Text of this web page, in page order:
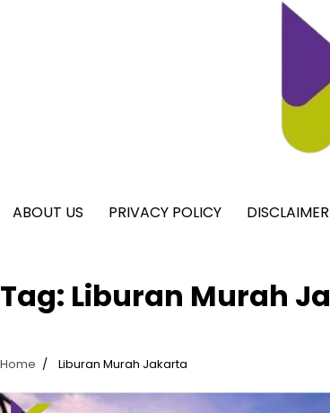
ABOUT US PRIVACY POLICY DISCLAIMER
Tag: Liburan Murah
Home Liburan Murah Jakarta